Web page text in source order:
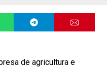
de agricultura e